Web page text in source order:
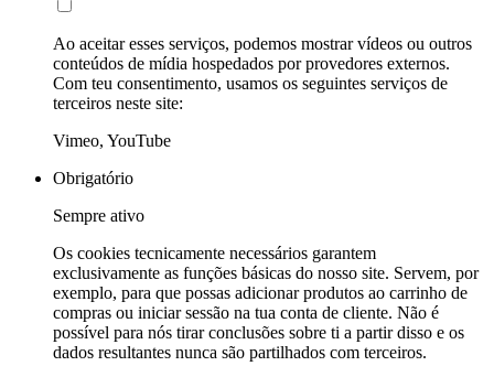
Ao aceitar esses serviços, podemos mostrar vídeos ou outros
conteúdos de mídia hospedados por provedores externos.
Com teu consentimento, usamos os seguintes serviços de
terceiros neste site:
Vimeo, YouTube
Obrigatório
Sempre ativo
Os cookies tecnicamente necessários garantem
exclusivamente as funções básicas do nosso site. Servem, por
exemplo, para que possas adicionar produtos ao carrinho de
compras ou iniciar sessão na tua conta de cliente. Não é
possível para nós tirar conclusões sobre ti a partir disso e os
dados resultantes nunca são partilhados com terceiros.